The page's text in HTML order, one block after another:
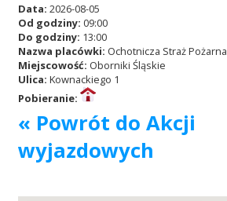
RCKiK
Akcje wyjazdowe
Krwiodawcy
Data: 2026-08-05
Od godziny: 09:00
Do godziny: 13:00
Nazwa placówki: Ochotnicza Straż Pożarna
Miejscowość: Oborniki Śląskie
Ulica: Kownackiego 1
Pobieranie:
« Powrót do Akcji
wyjazdowych